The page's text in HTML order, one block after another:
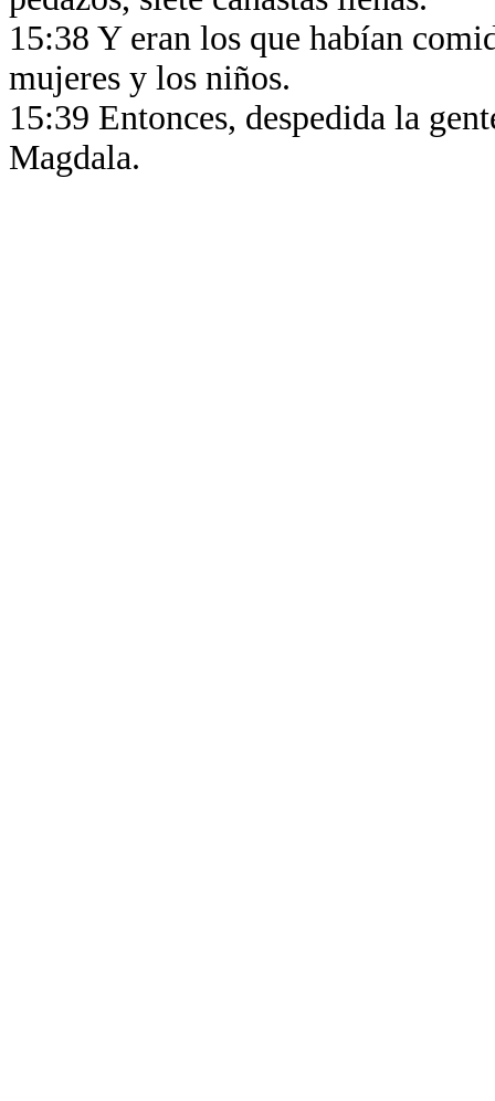
15:38 Y eran los que habían
mujeres y los niños.
15:39 Entonces, despedida la
Magdala.